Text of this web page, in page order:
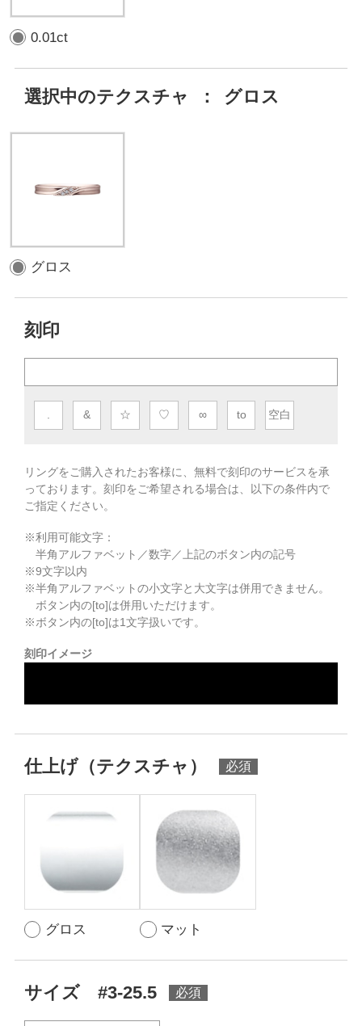
0.01ct
選択中のテクスチャ ： グロス
グロス
刻印
. & ☆ ♡ ∞ to 空白
リングをご購入されたお客様に、無料で刻印のサービスを承
っております。 刻印をご希望される場合は、以下の条件内で
ご指定ください。
※利用可能文字：
半角アルファベット／数字／上記のボタン内の記号
※9文字以内
※半角アルファベットの小文字と大文字は併用できません。
ボタン内の[to]は併用いただけます。
※ボタン内の[to]は1文字扱いです。
刻印イメージ
仕上げ（テクスチャ）
グロス マット
サイズ #3-25.5